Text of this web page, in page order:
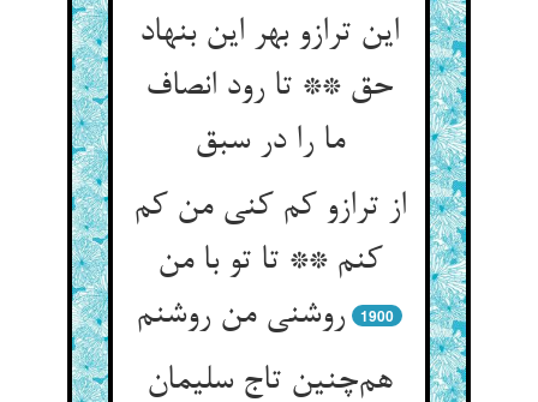
این ترازو بهر این بنهاد
حق ** تا رود انصاف
ما را در سبق
از ترازو کم کنی من کم
کنم ** تا تو با من
روشنی من روشنم
1900
هم‌چنین تاج سلیمان